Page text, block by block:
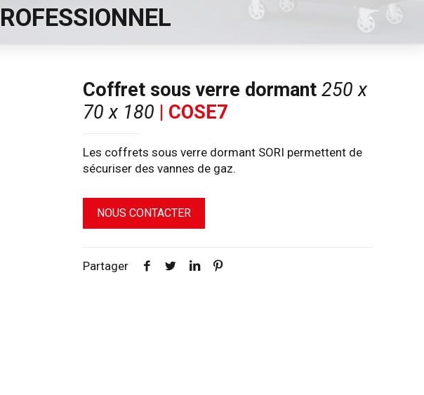
Coffret sous verre dormant 250 x
70 x 180 | COSE7
Les coffrets sous verre dormant SORI permettent de
sécuriser des vannes de gaz.
NOUS CONTACTER
Partager